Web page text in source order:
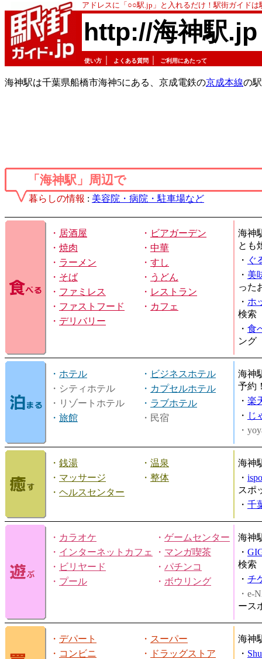
アドレスに「○○駅.jp」と入れるだけ！駅街ガイド
http://海神駅.jp
使い方 よくある質問 ご利用にあたって
海神駅は千葉県船橋市海神5にある、京成電鉄の京成本線の
「海神駅」周辺で
暮らしの情報 : 美容院・病院・駐車場など
・ 居酒屋 ・ ビアガーデン
・ 焼肉 ・ 中華
・ ラーメン ・ すし
・ そば ・ うどん
・ ファミレス ・ レストラン
・ ファストフード ・ カフェ
・ デリバリー
海神
とも
・ ぐ
・ 美
った
・ ホ
検索
・ 食
ング
・ ホテル ・ ビジネスホテル
・シティホテル
・ カプセルホテル
・リゾートホテル
・ ラブホテル
・ 旅館 ・民宿
海神
予約
・ 楽
・ じ
・
・ 銭湯 ・ 温泉
・ マッサージ ・ 整体
・ ヘルスセンター
海神
・
スポ
・ 千
・ カラオケ ・ ゲームセンター
・ インターネットカフェ ・ マンガ喫茶
・ ビリヤード ・ パチンコ
・ プール ・ ボウリング
海神
・
検索
・ チ
・e-
ース
・ デパート ・ スーパー
・ コンビニ ・
ドラッグストア
海神
・